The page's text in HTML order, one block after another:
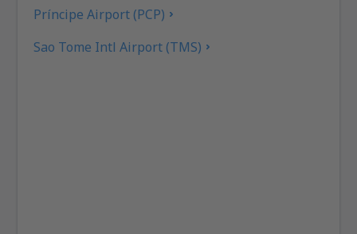
Príncipe Airport (PCP)
Sao Tome Intl Airport (TMS)